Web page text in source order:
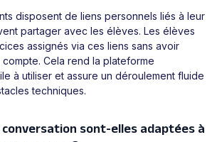
disposent de liens personnels liés à leur
partager avec les élèves. Les élèves
assignés via ces liens sans avoir
Cela rend la plateforme
à utiliser et assure un déroulement fluide
techniques.
conversation sont-elles adaptées à